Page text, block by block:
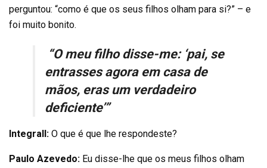
perguntou: “como é que os seus filhos olham para si?” – e
foi muito bonito.
“O meu filho disse-me: ‘pai, se
entrasses agora em casa de
mãos, eras um verdadeiro
deficiente’”
Integrall: O que é que lhe respondeste?
Paulo Azevedo: Eu disse-lhe que os meus filhos olham